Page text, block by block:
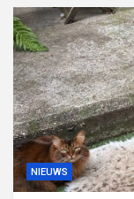
NIEUWS